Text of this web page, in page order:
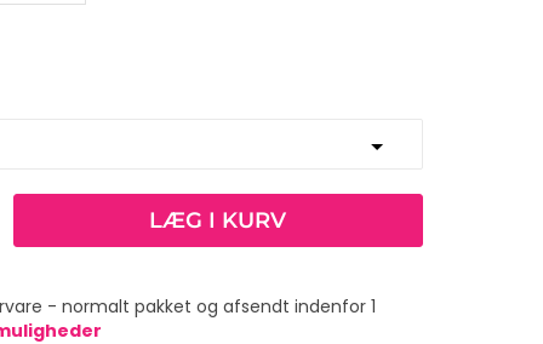
LÆG I KURV
- normalt pakket og afsendt indenfor 1